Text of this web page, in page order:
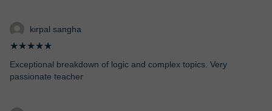
kirpal sangha
★★★★★
Exceptional breakdown of logic and complex topics. Very
passionate teacher